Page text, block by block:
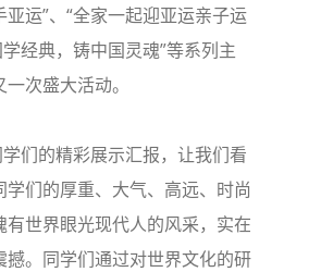
运”、“全家一起迎亚运亲子运
学经典，铸中国灵魂”等系列主
次盛大活动。
们的精彩展示汇报，让我们看
学们的厚重、大气、高远、时尚
有世界眼光现代人的风采，实在
撼。同学们通过对世界文化的研